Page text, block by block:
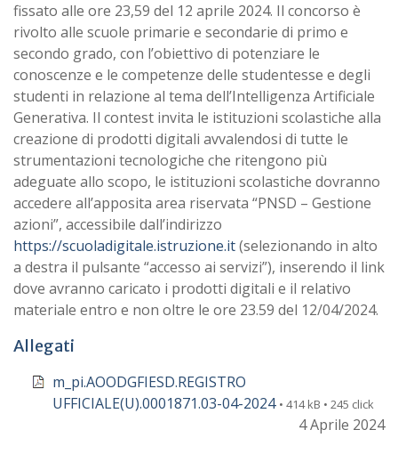
fissato alle ore 23,59 del 12 aprile 2024. Il concorso è
rivolto alle scuole primarie e secondarie di primo e
secondo grado, con l’obiettivo di potenziare le
conoscenze e le competenze delle studentesse e degli
studenti in relazione al tema dell’Intelligenza Artificiale
Generativa. Il contest invita le istituzioni scolastiche alla
creazione di prodotti digitali avvalendosi di tutte le
strumentazioni tecnologiche che ritengono più
adeguate allo scopo, le istituzioni scolastiche dovranno
accedere all’apposita area riservata “PNSD – Gestione
azioni”, accessibile dall’indirizzo
https://scuoladigitale.istruzione.it(selezionando in alto
a destra il pulsante “accesso ai servizi”), inserendo il link
dove avranno caricato i prodotti digitali e il relativo
materiale entro e non oltre le ore 23.59 del 12/04/2024.
Allegati
m_pi.AOODGFIESD.REGISTRO
UFFICIALE(U).0001871.03-04-2024 • 414 kB • 245 click
4 Aprile 2024